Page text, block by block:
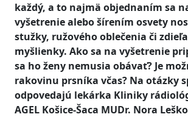
každý, a to najmä objednaním sa
vyšetrenie alebo šírením osvety
stužky, ružového oblečenia či
myšlienky. Ako sa na vyšetrenie
sa ho ženy nemusia obávať? Je
rakovinu prsníka včas? Na otázky
odpovedajú lekárka Kliniky
AGEL Košice-Šaca MUDr. Nora